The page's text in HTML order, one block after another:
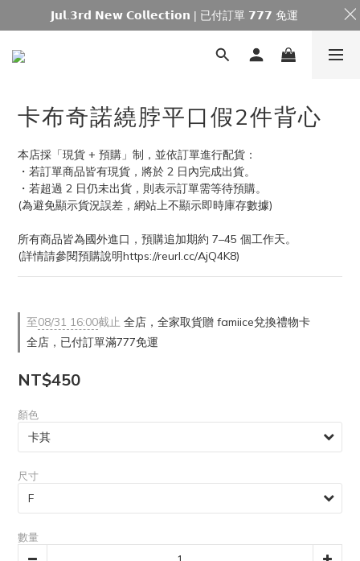
卡布奇諾繞脖平口假2件背心
本店採「現貨 + 預購」制，並依訂單進行配貨：
・若訂單商品皆有現貨，將於 2 日內完成出貨。
・若超過 2 日仍未出貨，則表示訂單需等待預購。
(為避免顯示貨況誤差，網站上不顯示即時庫存數據)
所有商品皆為國外進口，預購追加期約 7–45 個工作天。
(詳情請參閱預購說明https://reurl.cc/AjQ4K8)
至08/31 16:00截止 全店，全家取貨贈 famiice兌換禮物卡
全店，已付訂單滿777免運
NT$450
顏色
尺寸
數量
𝗝𝘂𝗹.𝟯𝗿𝗱 𝗡𝗲𝘄 𝗖𝗼𝗹𝗹𝗲𝗰𝘁𝗶𝗼𝗻 | 已付訂單 𝟳𝟳𝟳 免運